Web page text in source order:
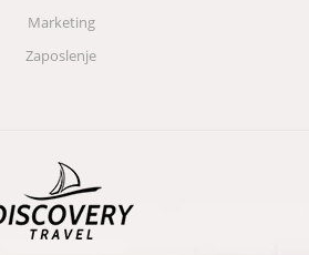
Marketing
Zaposlenje